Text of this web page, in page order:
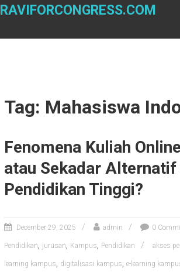
Skip
RAVIFORCONGRESS.COM
Tag: Mahasiswa
Fenomena Kuliah
atau Sekadar Alternatif
Pendidikan Tinggi?
December 29, 2025 admin 0
Pendidikan, jurusan, Kampus, Pendidikan akses
learning kampus, digitalisasi kampus, e-learning